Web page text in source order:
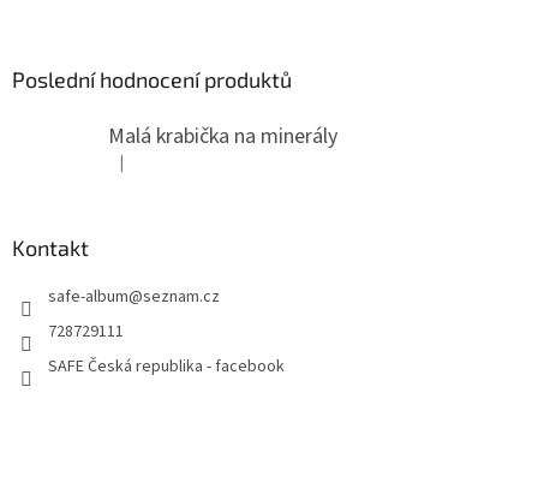
Poslední hodnocení produktů
Malá krabička na minerály
Hodnocení produktu je 4 z 5 hvězdiček.
|
Kontakt
safe-album@seznam.cz
728729111
SAFE Česká republika - facebook